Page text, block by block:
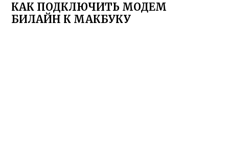
КАК ПОДКЛЮЧИТЬ МОДЕМ
БИЛАЙН К МАКБУКУ